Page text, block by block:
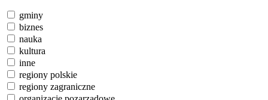
gminy
biznes
nauka
kultura
inne
regiony polskie
regiony zagraniczne